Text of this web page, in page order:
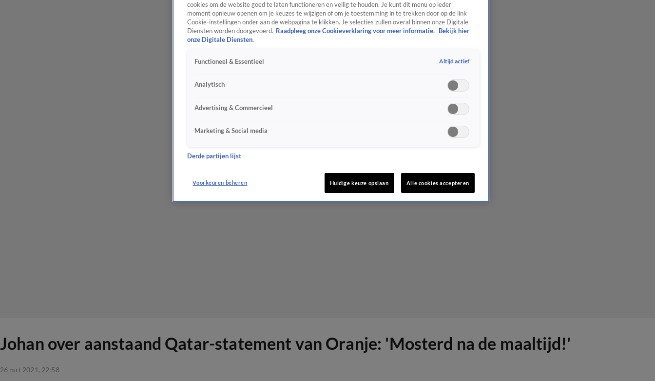
Johan over aanstaand Qatar-statement van Oranje: 'Mosterd na de maaltijd!'
26 mrt 2021, 22:58
cookies om de website goed te laten functioneren en veilig te houden. Je kunt dit menu op ieder
moment opnieuw openen om je keuzes te wijzigen of om je toestemming in te trekken door op de link
Cookie-instellingen onder aan de webpagina te klikken. Je selecties zullen overal binnen onze Digitale
Diensten worden doorgevoerd. Raadpleeg onze Cookieverklaring voor meer informatie. Bekijk hier
onze Digitale Diensten.
Functioneel & Essentieel Altijd actief
Analytisch
Advertising & Commercieel
Marketing & Social media
Derde partijen lijst
Voorkeuren beheren Huidige keuze opslaan Alle cookies accepteren